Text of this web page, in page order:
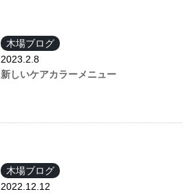
木場ブログ
2023.2.8
新しいケアカラーメニュー
木場ブログ
2022.12.12